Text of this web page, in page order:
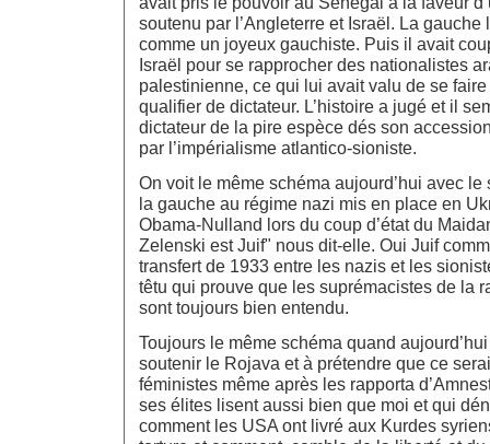
soutenu par l’Angleterre et Israël. La gauche
comme un joyeux gauchiste. Puis il avait
Israël pour se rapprocher des nationalistes
palestinienne, ce qui lui avait valu de se
qualifier de dictateur. L’histoire a jugé et il
dictateur de la pire espèce dés son
par l’impérialisme atlantico-sioniste.
On voit le même schéma aujourd’hui avec
la gauche au régime nazi mis en place en
Obama-Nulland lors du coup d’état du
Zelenski est Juif" nous dit-elle. Oui Juif
transfert de 1933 entre les nazis et les
têtu qui prouve que les suprémacistes de la
sont toujours bien entendu.
Toujours le même schéma quand
soutenir le Rojava et à prétendre que ce
féministes même après les rapporta
ses élites lisent aussi bien que moi et qui
comment les USA ont livré aux Kurdes